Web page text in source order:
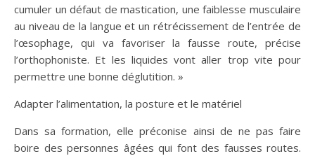
cumuler un défaut de mastication, une faiblesse musculaire
au niveau de la langue et un rétrécissement de l’entrée de
l’œsophage, qui va favoriser la fausse route, précise
l’orthophoniste. Et les liquides vont aller trop vite pour
permettre une bonne déglutition. »
Adapter l’alimentation, la posture et le matériel
Dans sa formation, elle préconise ainsi de ne pas faire
boire des personnes âgées qui font des fausses routes.